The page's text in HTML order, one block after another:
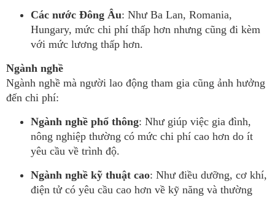
Các nước Đông Âu: Như Ba Lan, Romania,
Hungary, mức chi phí thấp hơn nhưng cũng đi kèm
với mức lương thấp hơn.
Ngành nghề
Ngành nghề mà người lao động tham gia cũng ảnh hưởng
đến chi phí:
Ngành nghề phổ thông: Như giúp việc gia đình,
nông nghiệp thường có mức chi phí cao hơn do ít
yêu cầu về trình độ.
Ngành nghề kỹ thuật cao: Như điều dưỡng, cơ khí,
điện tử có yêu cầu cao hơn về kỹ năng và thường